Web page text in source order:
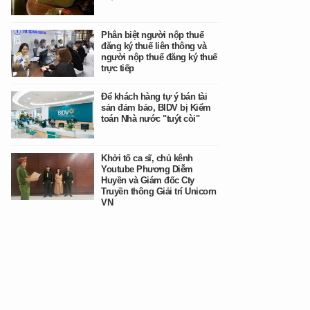
Phân biệt người nộp thuế
đăng ký thuế liên thông và
người nộp thuế đăng ký thuế
trực tiếp
Để khách hàng tự ý bán tài
sản đảm bảo, BIDV bị Kiểm
toán Nhà nước "tuýt còi"
Khởi tố ca sĩ, chủ kênh
Youtube Phương Diễm
Huyền và Giám đốc Cty
Truyền thông Giải trí Unicorn
VN